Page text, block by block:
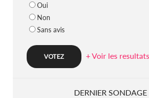
Oui
Non
Sans avis
+ Voir les resultats
DERNIER SONDAGE